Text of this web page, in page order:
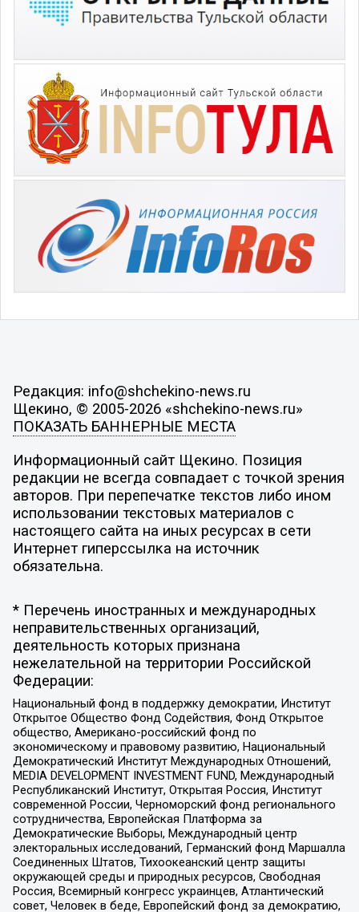
Редакция: info@shchekino-news.ru
Щекино, © 2005-2026 «shchekino-news.ru»
ПОКАЗАТЬ БАННЕРНЫЕ МЕСТА
Информационный сайт Щекино. Позиция
редакции не всегда совпадает с точкой зрения
авторов. При перепечатке текстов либо ином
использовании текстовых материалов с
настоящего сайта на иных ресурсах в сети
Интернет гиперссылка на источник
обязательна.
* Перечень иностранных и международных
неправительственных организаций,
деятельность которых признана
нежелательной на территории Российской
Федерации:
Национальный фонд в поддержку демократии, Институт
Открытое Общество Фонд Содействия, Фонд Открытое
общество, Американо-российский фонд по
экономическому и правовому развитию, Национальный
Демократический Институт Международных Отношений,
MEDIA DEVELOPMENT INVESTMENT FUND, Международный
Республиканский Институт, Открытая Россия, Институт
современной России, Черноморский фонд регионального
сотрудничества, Европейская Платформа за
Демократические Выборы, Международный центр
электоральных исследований, Германский фонд Маршалла
Соединенных Штатов, Тихоокеанский центр защиты
окружающей среды и природных ресурсов, Свободная
Россия, Всемирный конгресс украинцев, Атлантический
совет, Человек в беде, Европейский фонд за демократию,